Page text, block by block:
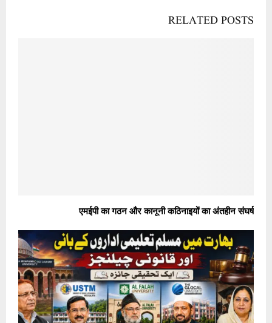
RELATED POSTS
एमईपी का गठन और कानूनी कठिनाइयों का अंतहीन संघर्ष